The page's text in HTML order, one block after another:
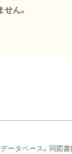
ん。
ータベース。同図書